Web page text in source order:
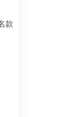
款